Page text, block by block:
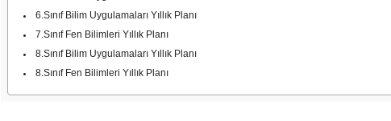
6.Sınıf Bilim Uygulamaları Yıllık Planı
7.Sınıf Fen Bilimleri Yıllık Planı
8.Sınıf Bilim Uygulamaları Yıllık Planı
8.Sınıf Fen Bilimleri Yıllık Planı